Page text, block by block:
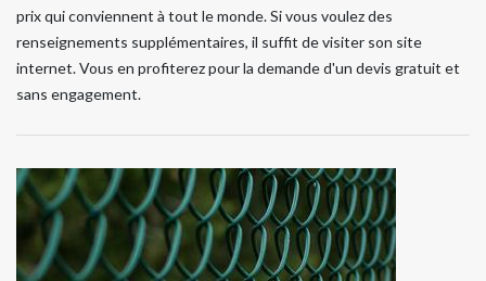
prix qui conviennent à tout le monde. Si vous voulez des
renseignements supplémentaires, il suffit de visiter son site
internet. Vous en profiterez pour la demande d'un devis gratuit et
sans engagement.